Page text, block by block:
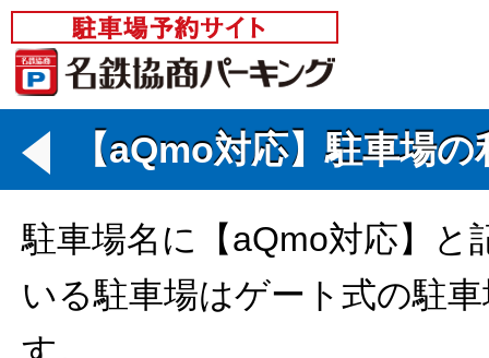
【aQmo対応】駐車場
駐車場名に【aQmo対応】と
いる駐車場はゲート式の駐